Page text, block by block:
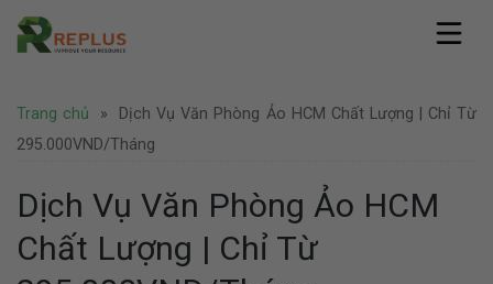
Skip
Giới thiệu
Hồ sơ năng lực
Coworking Space
Thuê chỗ ngồi làm việc
Văn phòng trọn gói
Thành lập công ty
Thành lập công ty nước ngoài
Tư vấn pháp lý
Tin tức
Văn phòng
Hình ảnh
Trang chủ »
Dịch Vụ Văn Phòng Ảo HCM Chất Lượng | Chỉ Từ
295.000VND/tháng
Dịch Vụ Văn Phòng Ảo HCM
Chất Lượng | Chỉ Từ